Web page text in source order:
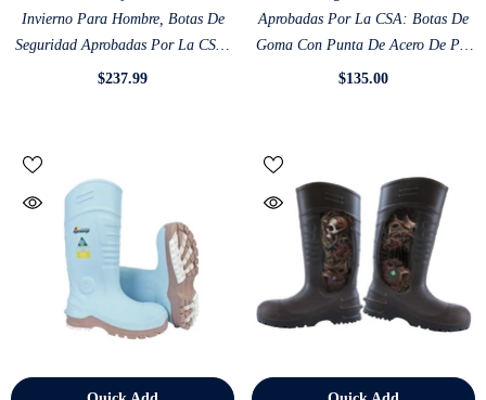
Invierno Para Hombre, Botas De
Seguridad Aprobadas Por La CSA,
Puntera Compuesta, Impermeables,
$237.99
Aprobadas Por La CSA: Botas De
Goma Con Punta De Acero De PU
Impermeables ASTM F2413-18
$135.00